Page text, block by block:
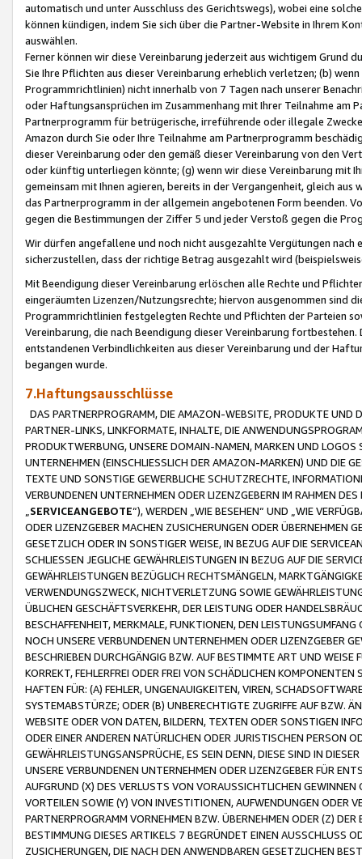
automatisch und unter Ausschluss des Gerichtswegs), wobei eine
können kündigen, indem Sie sich über die Partner-Website in Ihrem
auswählen.
Ferner können wir diese Vereinbarung jederzeit aus wichtigem Grund
Sie Ihre Pflichten aus dieser Vereinbarung erheblich verletzen; (b)
Programmrichtlinien) nicht innerhalb von 7 Tagen nach unserer
oder Haftungsansprüchen im Zusammenhang mit Ihrer Teilnahme am
Partnerprogramm für betrügerische, irreführende oder illegale
Amazon durch Sie oder Ihre Teilnahme am Partnerprogramm
dieser Vereinbarung oder den gemäß dieser Vereinbarung von den
oder künftig unterliegen könnte; (g) wenn wir diese Vereinbarung mit
gemeinsam mit Ihnen agieren, bereits in der Vergangenheit, gleich
das Partnerprogramm in der allgemein angebotenen Form beenden.
gegen die Bestimmungen der Ziffer 5 und jeder Verstoß gegen die
Wir dürfen angefallene und noch nicht ausgezahlte Vergütungen
sicherzustellen, dass der richtige Betrag ausgezahlt wird
Mit Beendigung dieser Vereinbarung erlöschen alle Rechte und
eingeräumten Lizenzen/Nutzungsrechte; hiervon ausgenommen sind
Programmrichtlinien festgelegten Rechte und Pflichten der Parteien
Vereinbarung, die nach Beendigung dieser Vereinbarung
entstandenen Verbindlichkeiten aus dieser Vereinbarung und der
begangen wurde.
7.Haftungsausschlüsse
DAS PARTNERPROGRAMM, DIE AMAZON-WEBSITE, PRODUKTE UND
PARTNER-LINKS, LINKFORMATE, INHALTE, DIE
PRODUKTWERBUNG, UNSERE DOMAIN-NAMEN, MARKEN UND
UNTERNEHMEN (EINSCHLIESSLICH DER AMAZON-MARKEN) UND DIE
TEXTE UND SONSTIGE GEWERBLICHE SCHUTZRECHTE,
VERBUNDENEN UNTERNEHMEN ODER LIZENZGEBERN IM RAHMEN
SERVICEANGEBOTE“), WERDEN „WIE BESEHEN“ UND „WIE
ODER LIZENZGEBER MACHEN ZUSICHERUNGEN ODER ÜBERNEHMEN
GESETZLICH ODER IN SONSTIGER WEISE, IN BEZUG AUF DIE
SCHLIESSEN JEGLICHE GEWÄHRLEISTUNGEN IN BEZUG AUF DIE
GEWÄHRLEISTUNGEN BEZÜGLICH RECHTSMÄNGELN,
VERWENDUNGSZWECK, NICHTVERLETZUNG SOWIE
ÜBLICHEN GESCHÄFTSVERKEHR, DER LEISTUNG ODER
BESCHAFFENHEIT, MERKMALE, FUNKTIONEN, DEN
NOCH UNSERE VERBUNDENEN UNTERNEHMEN ODER LIZENZGEBER
BESCHRIEBEN DURCHGÄNGIG BZW. AUF BESTIMMTE ART UND
KORREKT, FEHLERFREI ODER FREI VON SCHÄDLICHEN
HAFTEN FÜR: (A) FEHLER, UNGENAUIGKEITEN, VIREN,
SYSTEMABSTÜRZE; ODER (B) UNBERECHTIGTE ZUGRIFFE AUF BZW.
WEBSITE ODER VON DATEN, BILDERN, TEXTEN ODER SONSTIGEN
ODER EINER ANDEREN NATÜRLICHEN ODER JURISTISCHEN PERSON
GEWÄHRLEISTUNGSANSPRÜCHE, ES SEIN DENN, DIESE SIND IN
UNSERE VERBUNDENEN UNTERNEHMEN ODER LIZENZGEBER FÜR
AUFGRUND (X) DES VERLUSTS VON VORAUSSICHTLICHEN
VORTEILEN SOWIE (Y) VON INVESTITIONEN, AUFWENDUNGEN ODER
PARTNERPROGRAMM VORNEHMEN BZW. ÜBERNEHMEN ODER (Z)
BESTIMMUNG DIESES ARTIKELS 7 BEGRÜNDET EINEN AUSSCHLUSS
ZUSICHERUNGEN, DIE NACH DEN ANWENDBAREN GESETZLICHEN